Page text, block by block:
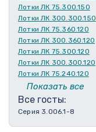
Лотки ЛК 75.300.150
Лотки ЛК 300.300.150
Лотки ЛК 75.360.120
Лотки ЛК 300.360.120
Лотки ЛК 75.300.120
Лотки ЛК 300.300.120
Лотки ЛК 75.240.120
Лотки ЛК 300.240.120
Лотки ЛК 75.210.120
Лотки ЛК 300.180.120
Показать все
Все госты:
Серия 3.006.1-8